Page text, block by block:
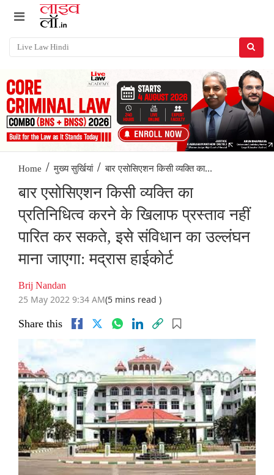
Home / मुख्य सुर्खियां / बार एसोसिएशन किसी व्यक्ति का...
बार एसोसिएशन किसी व्यक्ति का
प्रतिनिधित्व करने के खिलाफ प्रस्ताव नहीं
पारित कर सकते, इसे संविधान का उल्लंघन
माना जाएगा: मद्रास हाईकोर्ट
Brij Nandan
25 May 2022 9:34 AM(5 mins read )
Share this